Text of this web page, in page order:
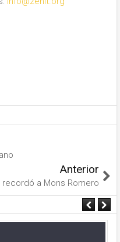
Anterior
recordó a Mons Romero